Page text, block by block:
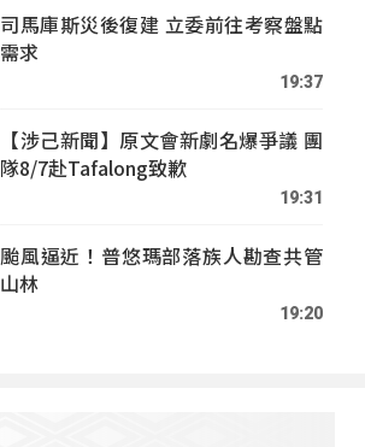
司馬庫斯災後復建 立委前往考察盤點
需求
19:37
【涉己新聞】原文會新劇名爆爭議 團
隊8/7赴Tafalong致歉
19:31
颱風逼近！普悠瑪部落族人勘查共管
山林
19:20